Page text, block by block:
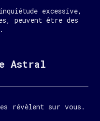
excessive,
peuvent être des
Astral
révèlent sur vous.